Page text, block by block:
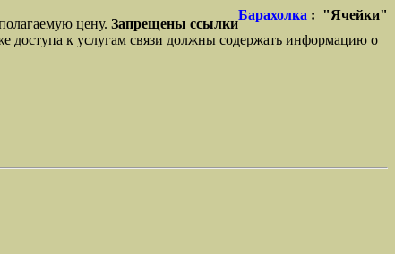
Барахолка : "Ячейки"
цену. Запрещены ссылки
доступа к услугам связи должны содержать информацию о